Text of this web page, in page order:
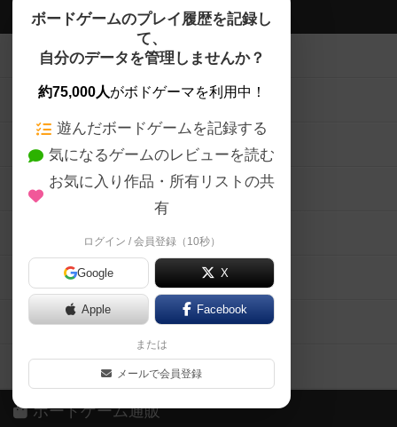
ボードゲームのプレイ履歴を記録し
て、
自分のデータを管理しませんか？
約75,000人がボドゲーマを利用中！
遊んだボードゲームを記録する
気になるゲームのレビューを読む
お気に入り作品・所有リストの共
有
ログイン / 会員登録（10秒）
Google X
Apple Facebook
または
メールで会員登録
ボドゲーマTOP
ボードゲームを検索する
ボードゲームの新着レビュー
ボードゲーム会情報
メカニクス特集
掲示板・トピックス
ボドとも・会員一覧
ボードゲーム業界コラム
ボドゲーマご利用案内
ボードゲーム通販